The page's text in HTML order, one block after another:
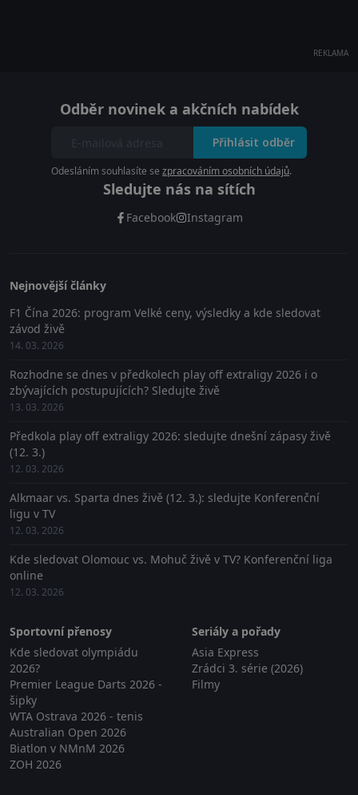
REKLAMA
Odběr novinek a akčních nabídek
Přihlásit odběr
Odesláním souhlasíte se zpracováním osobních údajů.
Sledujte nás na sítích
Facebook Instagram
Nejnovější články
F1 Čína 2026: program Velké ceny, výsledky a kde sledovat
závod živě
14. 03. 2026
Rozhodne se dnes v předkolech play off extraligy 2026 i o
zbývajících postupujících? Sledujte živě
13. 03. 2026
Předkola play off extraligy 2026: sledujte dnešní zápasy živě
(12. 3.)
12. 03. 2026
Alkmaar vs. Sparta dnes živě (12. 3.): sledujte Konferenční
ligu v TV
12. 03. 2026
Kde sledovat Olomouc vs. Mohuč živě v TV? Konferenční liga
online
12. 03. 2026
Sportovní přenosy
Kde sledovat olympiádu
2026?
Premier League Darts 2026 -
šipky
WTA Ostrava 2026 - tenis
Australian Open 2026
Biatlon v NMnM 2026
ZOH 2026
Seriály a pořady
Asia Express
Zrádci 3. série (2026)
Filmy